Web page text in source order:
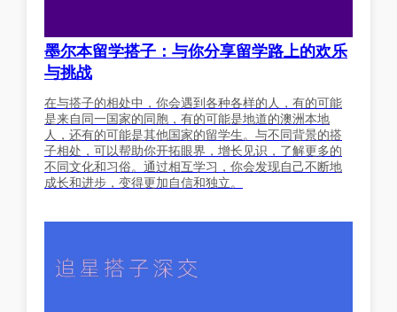
墨尔本留学搭子：与你分享留学路上的欢乐
与挑战
在与搭子的相处中，你会遇到各种各样的人，有的可能
是来自同一国家的同胞，有的可能是地道的澳洲本地
人，还有的可能是其他国家的留学生。与不同背景的搭
子相处，可以帮助你开拓眼界，增长见识，了解更多的
不同文化和习俗。通过相互学习，你会发现自己不断地
成长和进步，变得更加自信和独立。